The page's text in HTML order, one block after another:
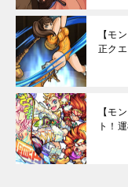
【モ
正クエ
【モ
ト！